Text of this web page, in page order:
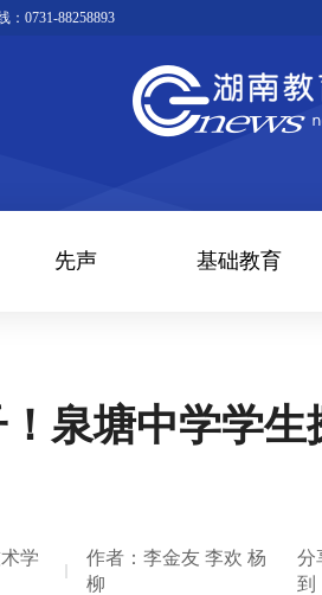
：0731-88258893
先声 基础教育
泉塘中学学生
学
作者：李金友 李欢 杨
柳
分
到